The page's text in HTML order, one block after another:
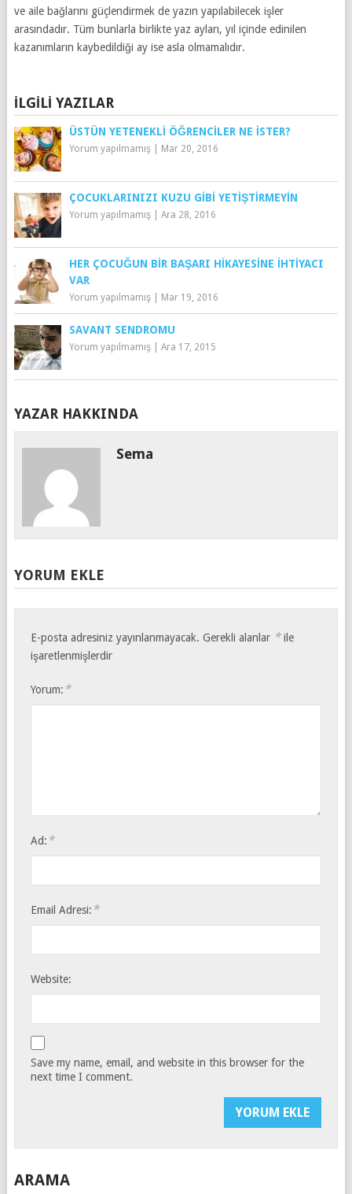
ve aile bağlarını güçlendirmek de yazın yapılabilecek işler
arasındadır. Tüm bunlarla birlikte yaz ayları, yıl içinde edinilen
kazanımların kaybedildiği ay ise asla olmamalıdır.
İLGILI YAZILAR
ÜSTÜN YETENEKLI ÖĞRENCILER NE İSTER?
Yorum yapılmamış| Mar 20, 2016
ÇOCUKLARINIZI KUZU GIBI YETIŞTIRMEYIN
Yorum yapılmamış| Ara 28, 2016
HER ÇOCUĞUN BIR BAŞARI HIKAYESINE İHTIYACI
VAR
Yorum yapılmamış| Mar 19, 2016
SAVANT SENDROMU
Yorum yapılmamış| Ara 17, 2015
YAZAR HAKKINDA
Sema
YORUM EKLE
E-posta adresiniz yayınlanmayacak. Gerekli alanlar *ile
işaretlenmişlerdir
Yorum: *
Ad: *
Email Adresi: *
Website:
Save my name, email, and website in this browser for the
next time I comment.
ARAMA